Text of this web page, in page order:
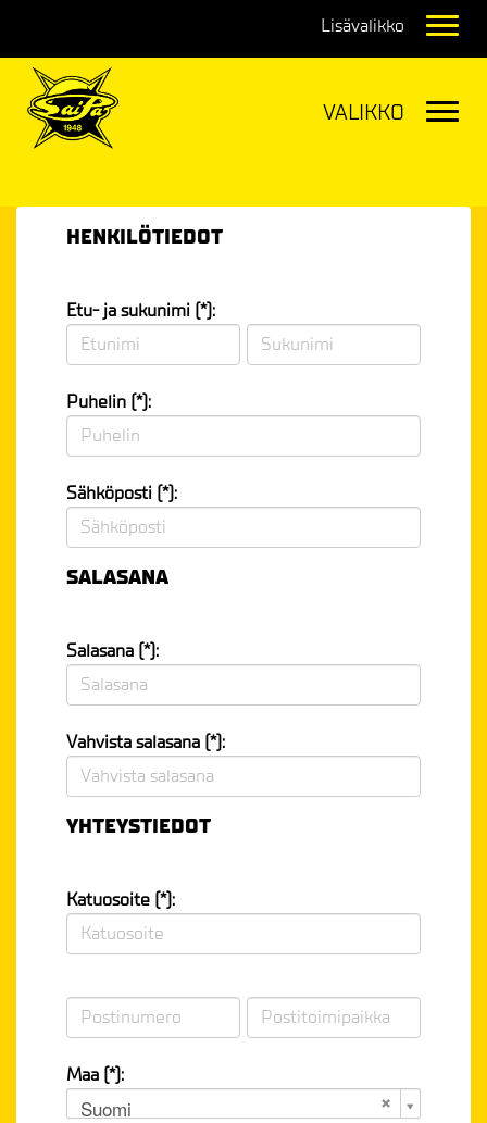
HENKILÖTIEDOT
Etu- ja sukunimi (*):
Puhelin (*):
Sähköposti (*):
SALASANA
Salasana (*):
Vahvista salasana (*):
YHTEYSTIEDOT
Katuosoite (*):
Maa (*):
Suomi